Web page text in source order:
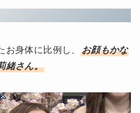
お身体に比例し、 お顔もかな
緒さん。